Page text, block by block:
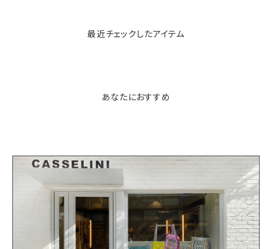
最近チェックしたアイテム
あなたにおすすめ